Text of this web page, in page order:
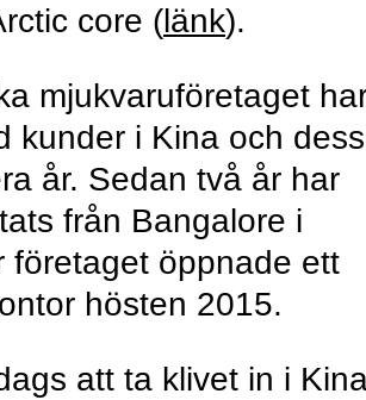
core (länk).
mjukvaruföretaget
kunder i Kina och dess
år. Sedan två år har
från Bangalore i
företaget öppnade ett
hösten 2015.
att ta klivet in i